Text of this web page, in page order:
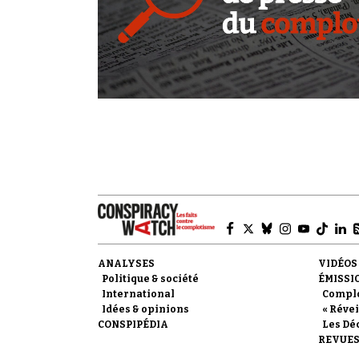
ANALYSES
Politique & société
International
Idées & opinions
CONSPIPÉDIA
VIDÉOS
«
Les